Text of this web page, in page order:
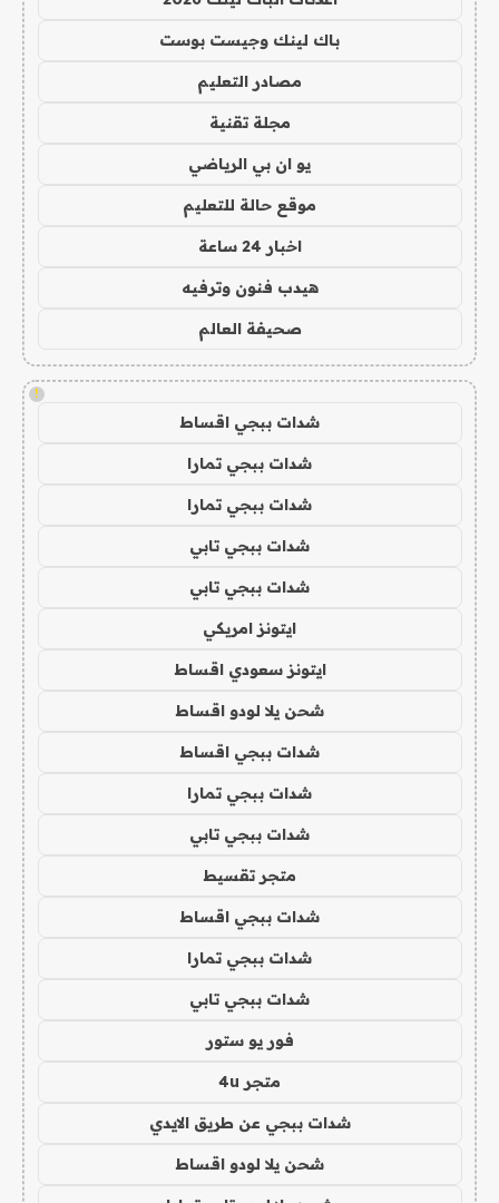
باك لينك وجيست بوست
مصادر التعليم
مجلة تقنية
يو ان بي الرياضي
موقع حالة للتعليم
اخبار 24 ساعة
هيدب فنون وترفيه
صحيفة العالم
!
شدات ببجي اقساط
شدات ببجي تمارا
شدات ببجي تمارا
شدات ببجي تابي
شدات ببجي تابي
ايتونز امريكي
ايتونز سعودي اقساط
شحن يلا لودو اقساط
شدات ببجي اقساط
شدات ببجي تمارا
شدات ببجي تابي
متجر تقسيط
شدات ببجي اقساط
شدات ببجي تمارا
شدات ببجي تابي
فور يو ستور
متجر 4u
شدات ببجي عن طريق الايدي
شحن يلا لودو اقساط